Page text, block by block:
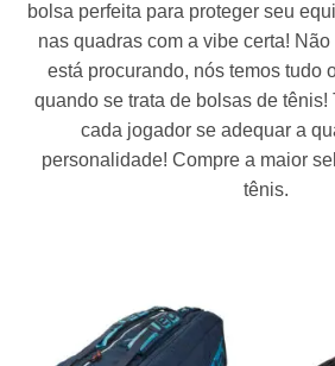
bolsa perfeita para proteger seu
nas quadras com a vibe certa!
está procurando, nós temos tudo
quando se trata de bolsas de tênis!
cada jogador se adequar a
personalidade! Compre a maior
tênis.